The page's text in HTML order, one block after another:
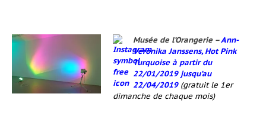
Musée de l’Orangerie –Ann-
Veronika Janssens, Hot Pink
Turquoise à partir du
22/01/2019 jusqu’au
22/04/2019 (gratuit le 1er
dimanche de chaque mois)